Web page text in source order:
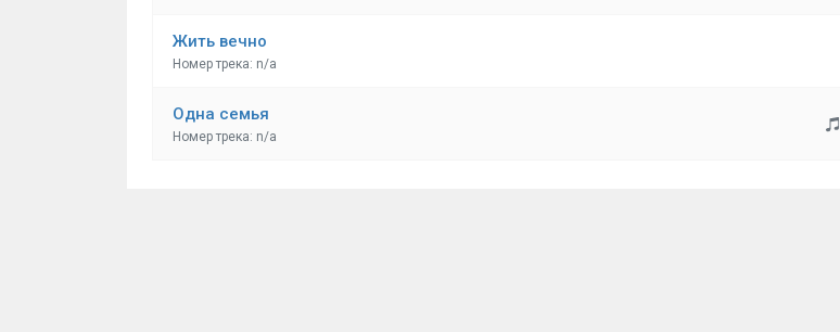
Жить вечно
Номер трека: n/a
Одна семья
Номер трека: n/a